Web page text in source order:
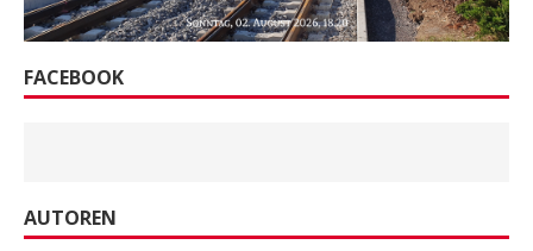
FACEBOOK
AUTOREN